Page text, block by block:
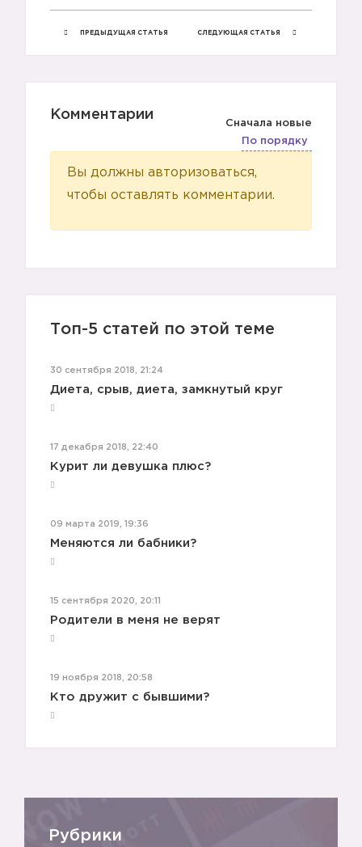
😖
ПРЕДЫДУЩАЯ СТАТЬЯ СЛЕДУЮЩАЯ СТАТЬЯ
Комментарии
Сначала новые
По порядку
Вы должны авторизоваться,
чтобы оставлять комментарии.
Топ-5 статей по этой теме
30 сентября 2018, 21:24
Диета, срыв, диета, замкнутый круг
17 декабря 2018, 22:40
Курит ли девушка плюс?
09 марта 2019, 19:36
Меняются ли бабники?
15 сентября 2020, 20:11
Родители в меня не верят
19 ноября 2018, 20:58
Кто дружит с бывшими?
Рубрики